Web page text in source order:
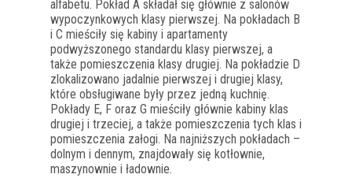
alfabetu. Pokład A składał się głównie z salonów
wypoczynkowych klasy pierwszej. Na pokładach B
i C mieściły się kabiny i apartamenty
podwyższonego standardu klasy pierwszej, a
także pomieszczenia klasy drugiej. Na pokładzie D
zlokalizowano jadalnie pierwszej i drugiej klasy,
które obsługiwane były przez jedną kuchnię.
Pokłady E, F oraz G mieściły głównie kabiny klas
drugiej i trzeciej, a także pomieszczenia tych klas i
pomieszczenia załogi. Na najniższych pokładach –
dolnym i dennym, znajdowały się kotłownie,
maszynownie i ładownie.